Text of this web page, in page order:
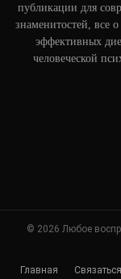
публикации для
знаменитостей, все
эффективных
человеческой
© 2026 Любое
Главная